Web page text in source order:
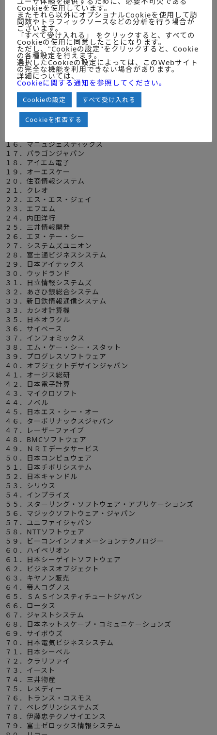
１．ＳＡＰジャパン
２．バーンジャパン
３．ＳＳＡジャパン
４．サイミックス・ジャパン
５．システムプラザ
６．ＮＴＴデータ
７．日本ＪＤエドワーズ
８．ピープルソフトジャパン
９．ＩＦＳジャパン
１０．キュー・エー・ディー・ジャパン
１１．グロービアインターナショナル
１２．新日本製鐵
１３．ビーエスエス
１４．インテンシア
１６．マニュジェステｨックス
１７．パラゴンジャパン
１８．アイエム電子
１９．オーエスケー
２０．住商情報システム
２１．クレオ
２２．エス・エス・ジェイ
２３．エフエム
２４．内田洋行
２５．三井情報開発
２６．エヌ・テー・シー
２７．システムズユニオン
２８．富士通ビジネスシステム
２９．日本アイテックス
３０．ウッドランド
３１．日立情報システムズ
３２．あさひ銀総合システム
３３．新日鉄情報通信システム
３３．カシオ計算機
３５．日本オラクル
３６．サイベース
３７．インフォミックス
３８．エム・ケー・シー・スタット
３９．プログレスソフトウェア
４０．オブジェクトデザインジャパン
４１．オージス総研
４２．日本電子計算
４３．マイクロソフト
４４．ノベル
４５．日本エス・シー・オー
４６．ターボリナックスジャパン
４７．レーザーファイブ
４８．BMCソフトウェア
４９．ＮＲＩデータサービス
５０．日本コンピュウェア
５１．日本チボリシステム
５２．日本キャンドル
５３．シリウス
５４．インプライズ
５５．スターリング・ソフトウェア・アプリケーションズ
５６．マジックソフトウェア・ジャパン
５７．ユニファイジャパン
５８．NTTソフトウェア
５９．ビーコンインフォメーションテクノロジー
６０．ハイペリオン
６１．日本シーゲイトソフトウェア
６２．ビジネスオブジェクト
６３．キヤノン販売
６４．帝人コグノス
６５．ＳＡＳインスティチュートジャパン
６６．ロータス
６７．ジャストシステム
６８．日本ネットスケープ・コミュニケーションズ
６９．サイボウズ
７０．日本電気ビジネスシステム
７１．日本シーベル
７２．クラリファイ
７３．イースト
７４．三井物産
７５．レメディー
７６．トランス・コスモス
７７．ペレグリンシステムズ
７８．伊藤忠テクノサイエンス
７９．富士ゼロックス情報システム
Cookieを使用しています。
またそれら以外にオプショナルCookieを使用して訪
問数やトラフィックソースなどの分析を行う場合が
ございます。
「すべて受け入れる」 をクリックすると、すべての
Cookieの使用に同意したことになります。
ただし、"Cookieの設定"をクリックすると、Cookie
の各種設定を行えます。
選択したCookieの設定によっては、このWebサイト
の完全な機能を利用できない場合があります。
詳細については、
Cookieに関する通知を参照してください。
Cookieの設定 すべて受け入れる
Cookieを拒否する